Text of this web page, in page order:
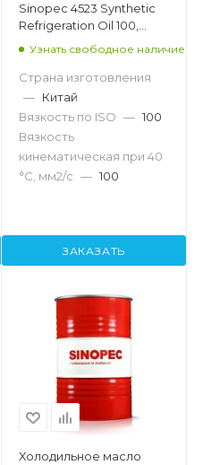
Sinopec 4523 Synthetic
Refrigeration Oil 100,
Узнать свободное наличие
Страна изготовления
— Китай
Вязкость по ISO — 100
Вязкость
кинематическая при 40
°С, мм2/с — 100
ЗАКАЗАТЬ
Холодильное масло